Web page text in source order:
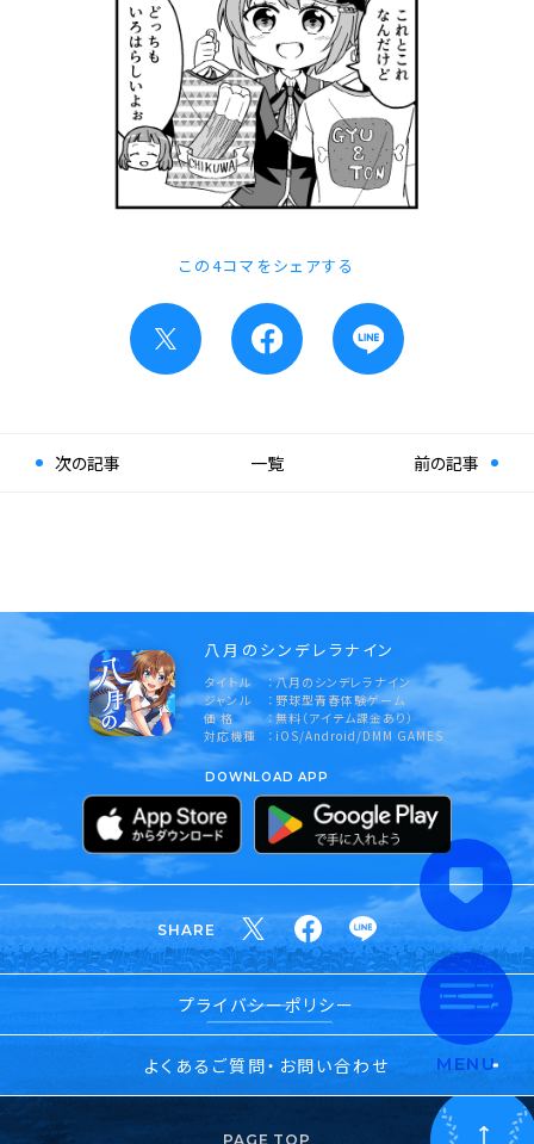
この4コマをシェアする
次の記事 前の記事
一覧
八月のシンデレラナイン
タイトル
八月のシンデレラナイン
ジャンル
野球型青春体験ゲーム
価 格
無料（アイテム課金あり）
対応機種
iOS/Android/DMM GAMES
DOWNLOAD APP
SHARE
プライバシーポリシー
よくあるご質問・お問い合わせ MENU
PAGE TOP